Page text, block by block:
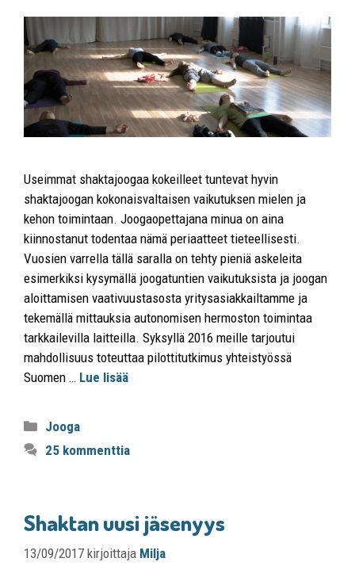
Useimmat shaktajoogaa kokeilleet tuntevat hyvin
shaktajoogan kokonaisvaltaisen vaikutuksen mielen ja
kehon toimintaan. Joogaopettajana minua on aina
kiinnostanut todentaa nämä periaatteet tieteellisesti.
Vuosien varrella tällä saralla on tehty pieniä askeleita
esimerkiksi kysymällä joogatuntien vaikutuksista ja joogan
aloittamisen vaativuustasosta yritysasiakkailtamme ja
tekemällä mittauksia autonomisen hermoston toimintaa
tarkkailevilla laitteilla. Syksyllä 2016 meille tarjoutui
mahdollisuus toteuttaa pilottitutkimus yhteistyössä
Suomen … Lue lisää
Jooga
25 kommenttia
Shaktan uusi jäsenyys
13/09/2017 kirjoittaja Milja